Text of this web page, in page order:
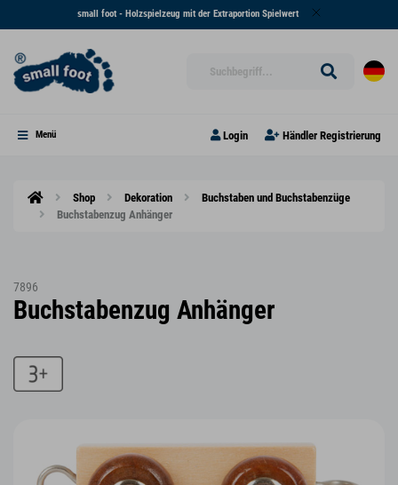
small foot - Holzspielzeug mit der Extraportion Spielwert
Menü Login Händler Registrierung
Shop Dekoration
Buchstaben und Buchstabenzüge
Buchstabenzug Anhänger
7896
Buchstabenzug Anhänger